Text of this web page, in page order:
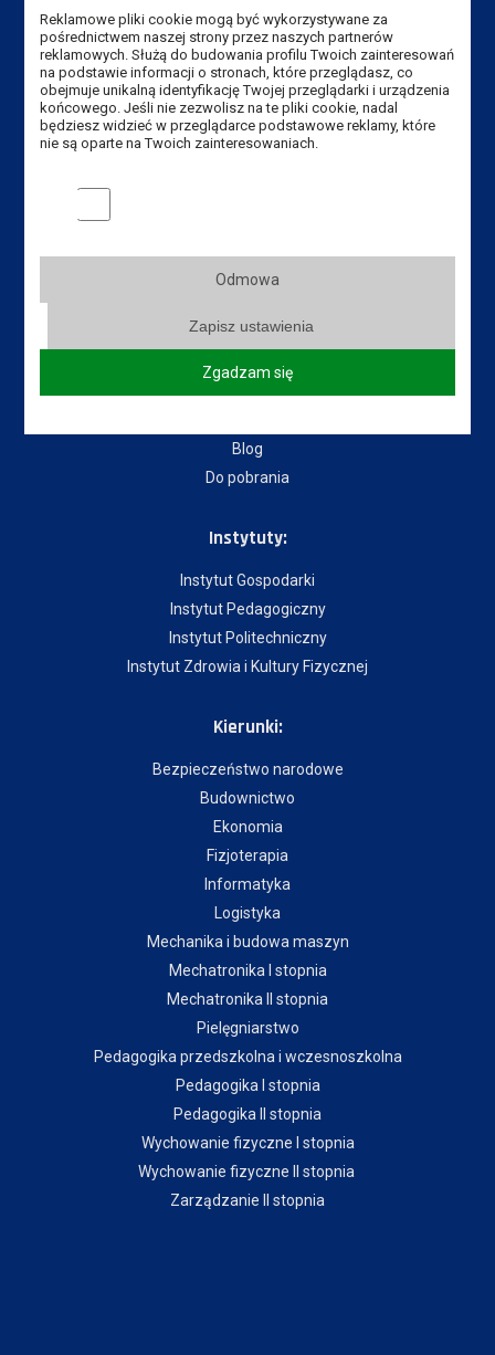
Tel. rekrutacja: +48 65 525 01 12
Fax:+48 65 529 60 82
E-mail:kancelaria@ansleszno.pl
E-mail rekrutacja:rekrutacja@ansleszno.pl
Aktualności
Senat Uczelni
Mapa Kampusu
Blog
Do pobrania
Instytuty:
Instytut Gospodarki
Instytut Pedagogiczny
Instytut Politechniczny
Instytut Zdrowia i Kultury Fizycznej
Kierunki:
Bezpieczeństwo narodowe
Budownictwo
Ekonomia
Fizjoterapia
Informatyka
Logistyka
Mechanika i budowa maszyn
Mechatronika I stopnia
Mechatronika II stopnia
Pielęgniarstwo
Pedagogika przedszkolna i wczesnoszkolna
Pedagogika I stopnia
Pedagogika II stopnia
Wychowanie fizyczne I stopnia
Wychowanie fizyczne II stopnia
Zarządzanie II stopnia
Reklamowe pliki cookie mogą być wykorzystywane za
pośrednictwem naszej strony przez naszych partnerów
reklamowych. Służą do budowania profilu Twoich zainteresowań
na podstawie informacji o stronach, które przeglądasz, co
obejmuje unikalną identyfikację Twojej przeglądarki i urządzenia
końcowego. Jeśli nie zezwolisz na te pliki cookie, nadal
będziesz widzieć w przeglądarce podstawowe reklamy, które
nie są oparte na Twoich zainteresowaniach.
Marketingowe pliki cookies
Odmowa
Zapisz ustawienia
Zgadzam się